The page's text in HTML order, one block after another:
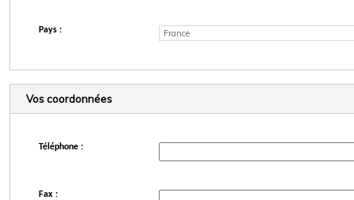
Pays :
Vos coordonnées
Téléphone :
Fax :